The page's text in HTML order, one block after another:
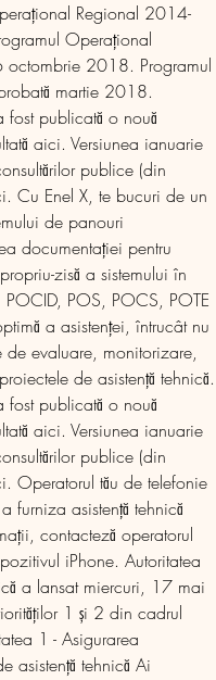
Regional 2014-
Operațional
2018. Programul
martie 2018.
fost publicată o nouă
aici. Versiunea ianuarie
publice (din
Cu Enel X, te bucuri de un
de panouri
documentației pentru
zisă a sistemului în
POCID, POS, POCS, POTE
a asistenței, întrucât nu
evaluare, monitorizare,
de asistență tehnică.
fost publicată o nouă
aici. Versiunea ianuarie
publice (din
Operatorul tău de telefonie
furniza asistență tehnică
contacteză operatorul
iPhone. Autoritatea
a lansat miercuri, 17 mai
1 și 2 din cadrul
1 - Asigurarea
asistență tehnică Ai